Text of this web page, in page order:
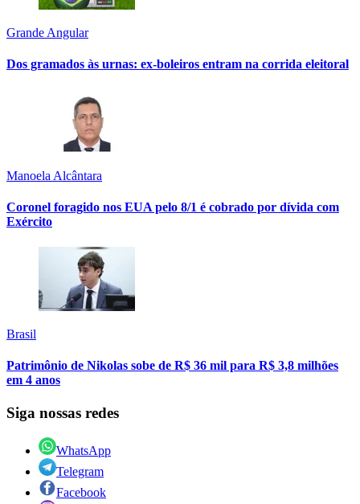
Grande Angular
Dos gramados às urnas: ex-boleiros entram na corrida eleitoral
Manoela Alcântara
Coronel foragido nos EUA pelo 8/1 é cobrado por dívida com
Exército
Brasil
Patrimônio de Nikolas sobe de R$ 36 mil para R$ 3,8 milhões
em 4 anos
Siga nossas redes
WhatsApp
Telegram
Facebook